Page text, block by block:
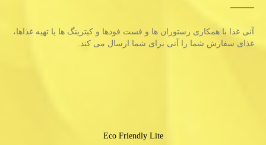
آنی غذا با همكاری رستوران ها و فست فودها و كیترینگ ها یا تهیه غذاها،
غذای سفارش شما را آنی برای شما ارسال می كند.
Eco Friendly Lite